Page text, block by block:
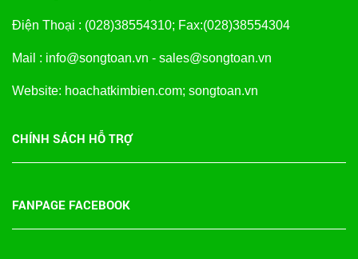
Điện Thoại : (028)38554310; Fax:(028)38554304
Mail : info@songtoan.vn - sales@songtoan.vn
Website: hoachatkimbien.com; songtoan.vn
CHÍNH SÁCH HỖ TRỢ
FANPAGE FACEBOOK